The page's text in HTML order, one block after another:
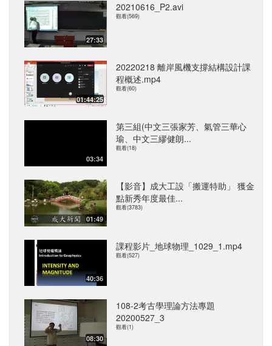
27:33
20210616_P2.avi
觀看(569)
01:44:25
20220218 離岸風機支撐結構設計課
程概述.mp4
觀看(60)
03:34
第三組(中文三張家芳、氣管三華心
瑜、中文三繆健朗...
觀看(18)
01:49
【影音】成大工設「搬運特助」 獲金
點新秀年度最佳...
觀看(3783)
40:36
課程影片_地球物理_1029_1.mp4
觀看(527)
08:30
108-2考古學理論方法專題
20200527_3
觀看(1)